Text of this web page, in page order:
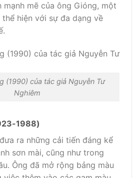
mạnh mẽ của ông Gióng, một
hiện với sự đa dạng về
(1990) của tác giả Nguyễn Tư
Nghiêm
1988)
ra những cải tiến đáng kể
sơn mài, cũng như trong
Ông đã mở rộng bảng màu